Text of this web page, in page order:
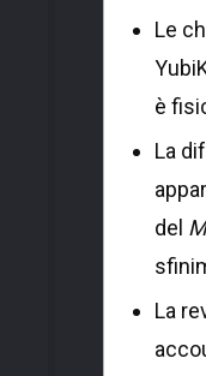
Le
è
La
del
La